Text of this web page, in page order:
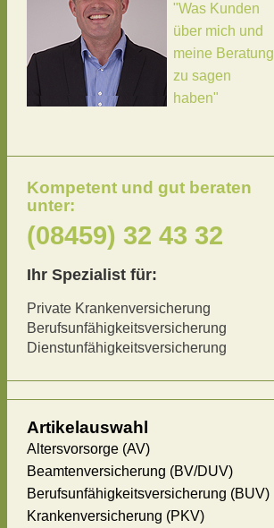
"Was Kunden
über mich und
meine Beratung
zu sagen
haben"
Kompetent und gut beraten
unter:
(08459) 32 43 32
Ihr Spezialist für:
Private Krankenversicherung
Berufsunfähigkeitsversicherung
Dienstunfähigkeitsversicherung
Artikelauswahl
Altersvorsorge (AV)
Beamtenversicherung (BV/DUV)
Berufsunfähigkeitsversicherung (BUV)
Krankenversicherung (PKV)